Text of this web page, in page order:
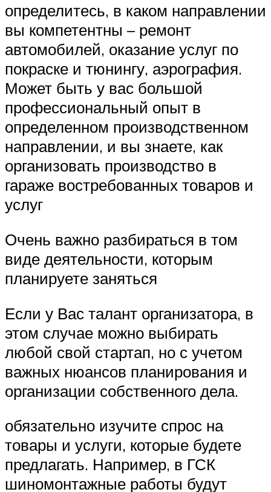
определитесь, в каком направлении
вы компетентны – ремонт
автомобилей, оказание услуг по
покраске и тюнингу, аэрография.
Может быть у вас большой
профессиональный опыт в
определенном производственном
направлении, и вы знаете, как
организовать производство в
гараже востребованных товаров и
услуг
Очень важно разбираться в том
виде деятельности, которым
планируете заняться
Если у Вас талант организатора, в
этом случае можно выбирать
любой свой стартап, но с учетом
важных нюансов планирования и
организации собственного дела.
обязательно изучите спрос на
товары и услуги, которые будете
предлагать. Например, в ГСК
шиномонтажные работы будут